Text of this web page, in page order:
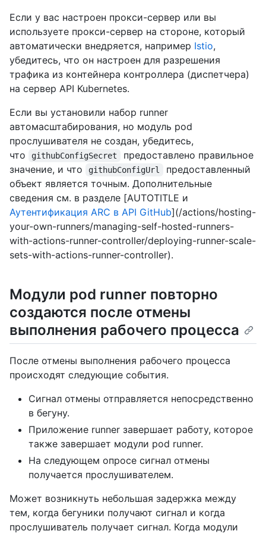
Если у вас настроен прокси-сервер или вы
используете прокси-сервер на стороне, который
автоматически внедряется, например Istio,
убедитесь, что он настроен для разрешения
трафика из контейнера контроллера (диспетчера)
на сервер API Kubernetes.
Если вы установили набор runner
автомасштабирования, но модуль pod
прослушивателя не создан, убедитесь,
что
githubConfigSecret
предоставлено правильное
значение, и что
githubConfigUrl
предоставленный
объект является точным. Дополнительные
сведения см. в разделе [AUTOTITLE и
Аутентификация ARC в API GitHub](/actions/hosting-
your-own-runners/managing-self-hosted-runners-
with-actions-runner-controller/deploying-runner-scale-
sets-with-actions-runner-controller).
Модули pod runner повторно
создаются после отмены
выполнения рабочего процесса
После отмены выполнения рабочего процесса
происходят следующие события.
Сигнал отмены отправляется непосредственно
в бегуну.
Приложение runner завершает работу, которое
также завершает модули pod runner.
На следующем опросе сигнал отмены
получается прослушивателем.
Может возникнуть небольшая задержка между
тем, когда бегуники получают сигнал и когда
прослушиватель получает сигнал. Когда модули